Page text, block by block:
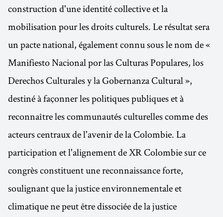
construction d'une identité collective et la
mobilisation pour les droits culturels. Le résultat sera
un pacte national, également connu sous le nom de «
Manifiesto Nacional por las Culturas Populares, los
Derechos Culturales y la Gobernanza Cultural »,
destiné à façonner les politiques publiques et à
reconnaître les communautés culturelles comme des
acteurs centraux de l'avenir de la Colombie. La
participation et l'alignement de XR Colombie sur ce
congrès constituent une reconnaissance forte,
soulignant que la justice environnementale et
climatique ne peut être dissociée de la justice